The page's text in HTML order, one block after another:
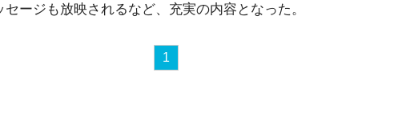
セージも放映されるなど、充実の内容となった。
1